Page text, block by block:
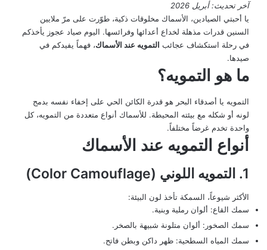
آخر تحديث: أبريل 2026
يا أحبتي الصيادين، الأسماك مخلوقات ذكية، طوّرت على مرّ ملايين
السنين قدرات مذهلة لخداع أعدائها وفرائسها. اليوم صياد عجوز يأخذكم
في رحلة استكشاف عجائب التمويه عند الأسماك، فهماً يفيدكم في
صيدها.
ما هو التمويه؟
التمويه يا أصدقاء البحر هو قدرة الكائن الحي على إخفاء نفسه بدمج
لونه أو شكله مع بيئته المحيطة. للأسماك أنواع متعددة من التمويه، كل
واحدة تخدم غرضاً مختلفاً.
أنواع التمويه عند الأسماك
1. التمويه اللوني (Color Camouflage)
الأكثر شيوعاً، السمكة تأخذ لون البيئة:
سمك القاع: ألوان رملية وبنية.
سمك الصخور: ألوان متلونة شبيهة بالصخر.
سمك المياه السطحية: ظهر داكن وبطن فاتح.